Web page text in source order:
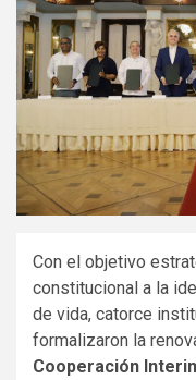
Con el objetivo
constitucional a la
de vida, catorce
formalizaron la
Cooperación